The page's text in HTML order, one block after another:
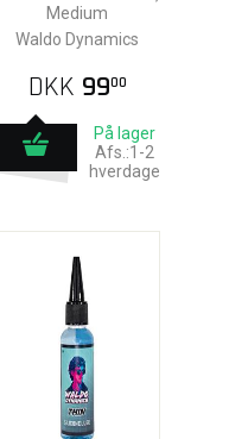
Medium
Waldo Dynamics
DKK 9900
På lager
Afs.:1-2
hverdage